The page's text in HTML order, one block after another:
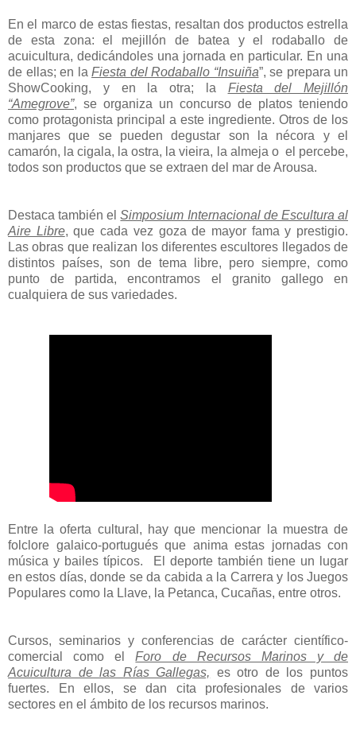
En el marco de estas fiestas, resaltan dos productos estrella
de esta zona: el mejillón de batea y el rodaballo de
acuicultura, dedicándoles una jornada en particular. En una
de ellas; en la Fiesta del Rodaballo “Insuiña”, se prepara un
ShowCooking, y en la otra; la Fiesta del Mejillón
“Amegrove”, se organiza un concurso de platos teniendo
como protagonista principal a este ingrediente. Otros de los
manjares que se pueden degustar son la nécora y el
camarón, la cigala, la ostra, la vieira, la almeja o el percebe,
todos son productos que se extraen del mar deArousa.
Destaca también elSimposium Internacional de Escultura al
Aire Libre, que cada vez goza de mayor fama y prestigio.
Las obras que realizan los diferentes escultores llegados de
distintos países, son de tema libre, pero siempre, como
punto de partida, encontramos el granito gallego en
cualquiera de sus variedades.
Entre la oferta cultural, hay que mencionar la muestra de
folclore galaico‐portugués que anima estas jornadas con
música y bailes típicos.
El deporte también tiene un lugar
en estos días, donde se da cabida a la Carrera y los Juegos
Populares como la Llave, la Petanca, Cucañas, entre otros.
Cursos, seminarios y conferencias de carácter científico‐
comercial como elForo de Recursos Marinos y de
Acuicultura de las Rías Gallegas, es otro de los puntos
fuertes. En ellos, se dan cita profesionales de varios
sectores en el ámbito de los recursos marinos.